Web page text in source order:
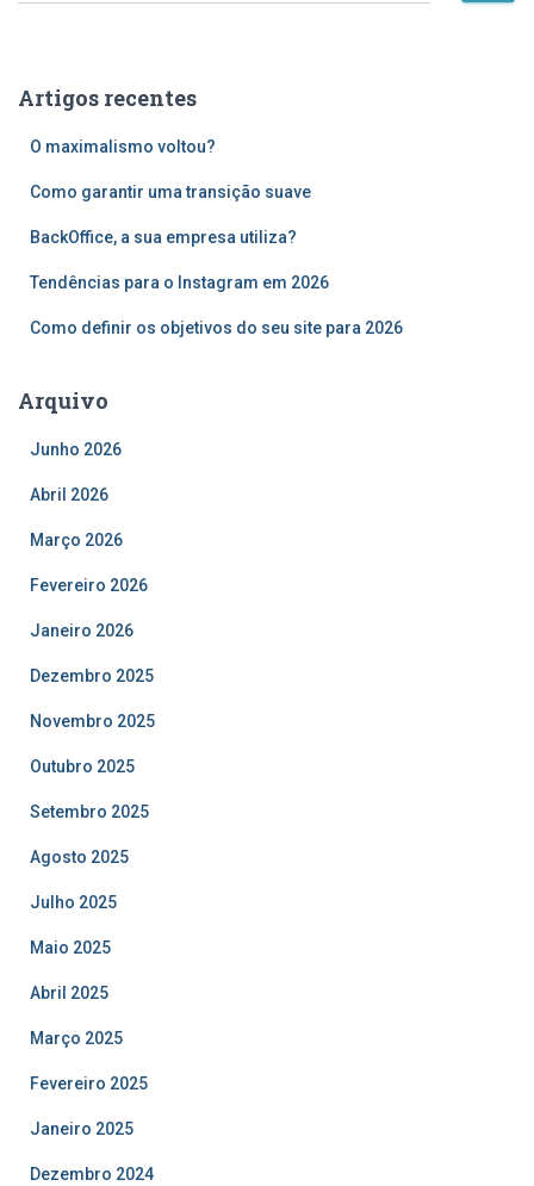
iArtigos recentes
O maximalismo voltou?
Como garantir uma transição suave
BackOffice, a sua empresa utiliza?
Tendências para o Instagram em 2026
Como definir os objetivos do seu site para 2026
Arquivo
Junho 2026
Abril 2026
Março 2026
Fevereiro 2026
Janeiro 2026
Dezembro 2025
Novembro 2025
Outubro 2025
Setembro 2025
Agosto 2025
Julho 2025
Maio 2025
Abril 2025
Março 2025
Fevereiro 2025
Janeiro 2025
Dezembro 2024